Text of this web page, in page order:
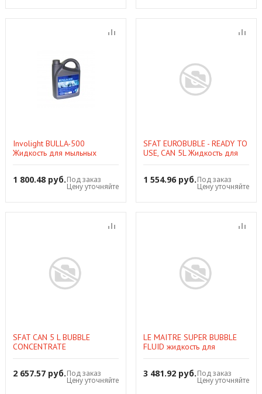
Involight BULLA-500
Жидкость для мыльных
1 800.48 руб.Под заказ
Цену уточняйте
SFAT EUROBUBLE - READY TO
USE, CAN 5L Жидкость для
пуз
1 554.96 руб.Под заказ
Цену уточняйте
SFAT CAN 5 L BUBBLE
CONCENTRATE
мыльных пузырей
2 657.57 руб.Под заказ
Цену уточняйте
LE MAITRE SUPER BUBBLE
FLUID жидкость для
(неконцентрированная), 5 л
3 481.92 руб.Под заказ
Цену уточняйте